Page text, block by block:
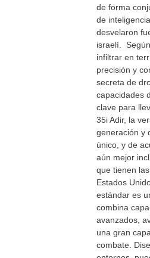
de forma
de
desvelaron
israelí.
infiltrar en
precisión y
secreta de
capacidades
clave para
35i Adir, la
generación y
único, y de
aún mejor
que tienen
Estados
estándar es
combina
avanzados,
una gran
combate.